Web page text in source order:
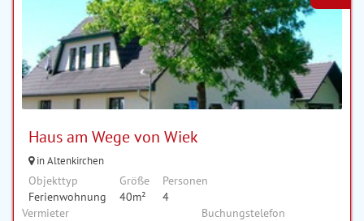
Haus am Wege von Wiek
in Altenkirchen
Objekttyp
Ferienwohnung
Größe
40m²
Personen
4
Vermieter
Buchungstelefon